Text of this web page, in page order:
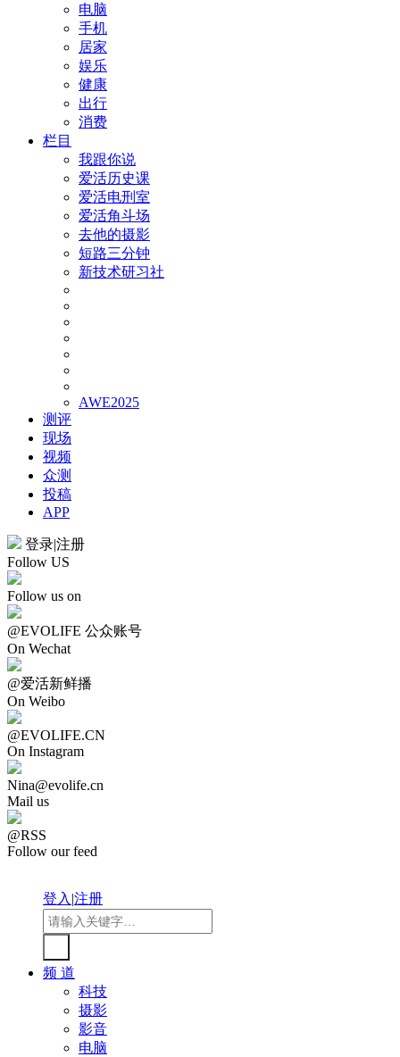
电脑
手机
居家
娱乐
健康
出行
消费
栏目
我跟你说
爱活历史课
爱活电刑室
爱活角斗场
去他的摄影
短路三分钟
新技术研习社
AWE2025
测评
现场
视频
众测
投稿
APP
登录|注册
Follow US
Follow us on
@EVOLIFE 公众账号
On Wechat
@爱活新鲜播
On Weibo
@EVOLIFE.CN
On Instagram
Nina@evolife.cn
Mail us
@RSS
Follow our feed
登入|注册
频 道
科技
摄影
影音
电脑